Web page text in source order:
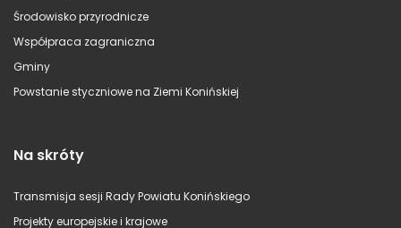
Środowisko przyrodnicze
Współpraca zagraniczna
Gminy
Powstanie styczniowe na Ziemi Konińskiej
Na skróty
Transmisja sesji Rady Powiatu Konińskiego
Projekty europejskie i krajowe